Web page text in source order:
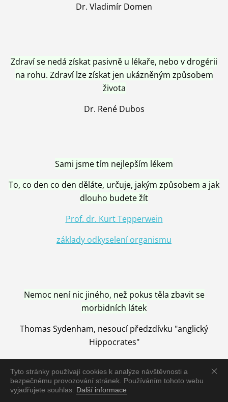
Tyto stránky používají cookies k analýze návštěvnosti a
bezpečnému provozování stránek. Používáním tohoto webu
vyjadřujete souhlas. Další informace
Dr. Vladimír Domen
Zdraví se nedá získat pasivně u lékaře, nebo v drogérii
na rohu. Zdraví lze získat jen ukázněným způsobem
života
Dr. René Dubos
Sami jsme tím nejlepším lékem
To, co den co den děláte, určuje, jakým způsobem a jak
dlouho budete žít
Prof. dr. Kurt Tepperwein
základy odkyselení organismu
Nemoc není nic jiného, než pokus těla zbavit se
morbidních látek
Thomas Sydenham, nesoucí předzdívku "anglický
Hippocrates"
Nemoc je vyléčena jen pomocí Přírody, neutralizací a